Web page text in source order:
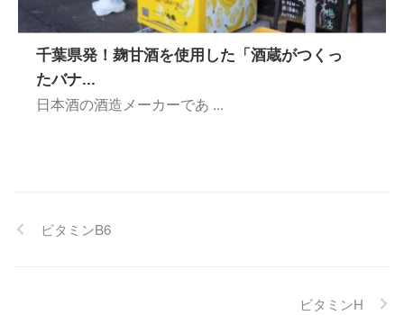
千葉県発！麹甘酒を使用した「酒蔵がつくっ
たバナ...
日本酒の酒造メーカーであ ...
ビタミンB6
ビタミンH